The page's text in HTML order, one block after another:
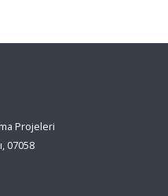
Projeleri
07058